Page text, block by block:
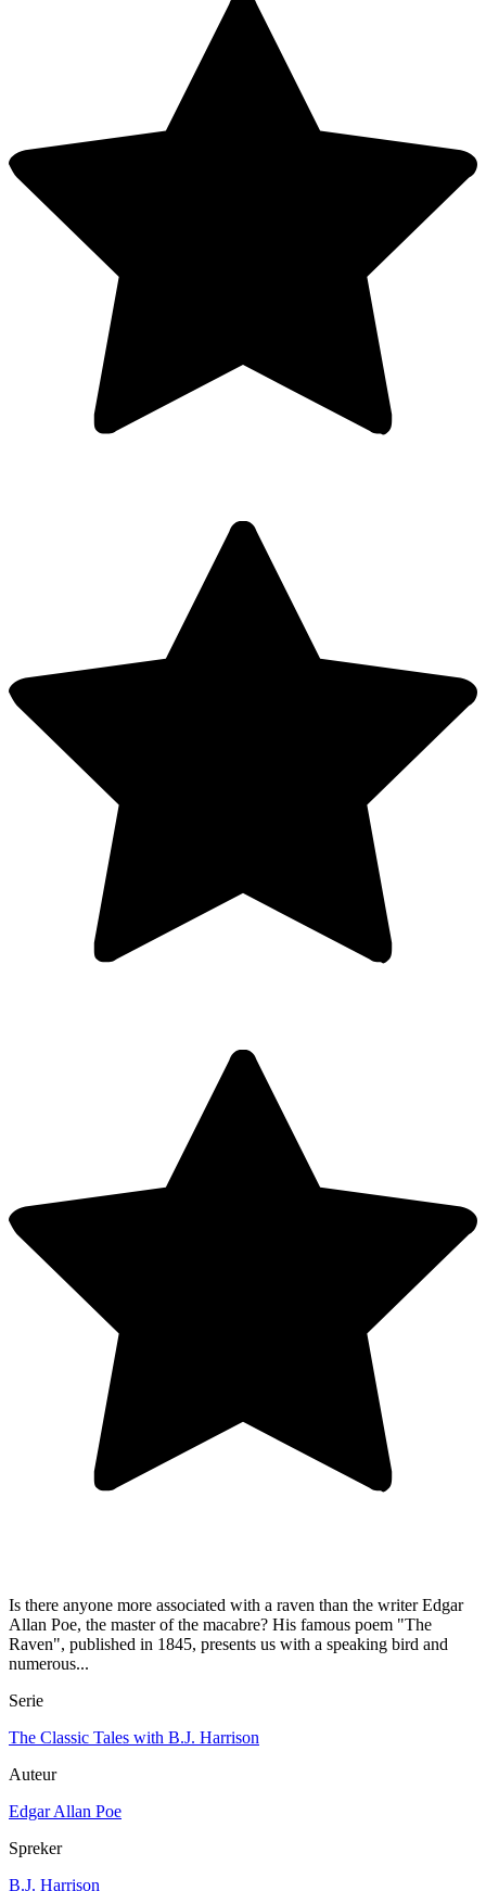
Is there anyone more associated with a raven than the writer Edgar
Allan Poe, the master of the macabre? His famous poem "The
Raven", published in 1845, presents us with a speaking bird and
numerous...
Serie
The Classic Tales with B.J. Harrison
Auteur
Edgar Allan Poe
Spreker
B.J. Harrison